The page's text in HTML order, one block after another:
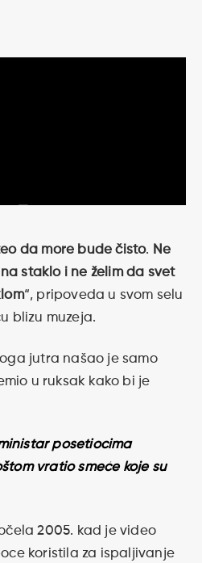
da more bude čisto. Ne
staklo i ne želim da svet
“, pripoveda u svom selu
blizu muzeja.
jutra našao je samo
u ruksak kako bi je
posetiocima
vratio smeće koje su
2005. kad je video
koristila za ispaljivanje